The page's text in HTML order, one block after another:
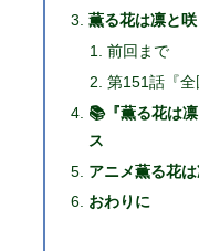
薫る花は凛と
前回まで
第151話『全
📚『薫る花は
ス
アニメ薫る花
おわりに